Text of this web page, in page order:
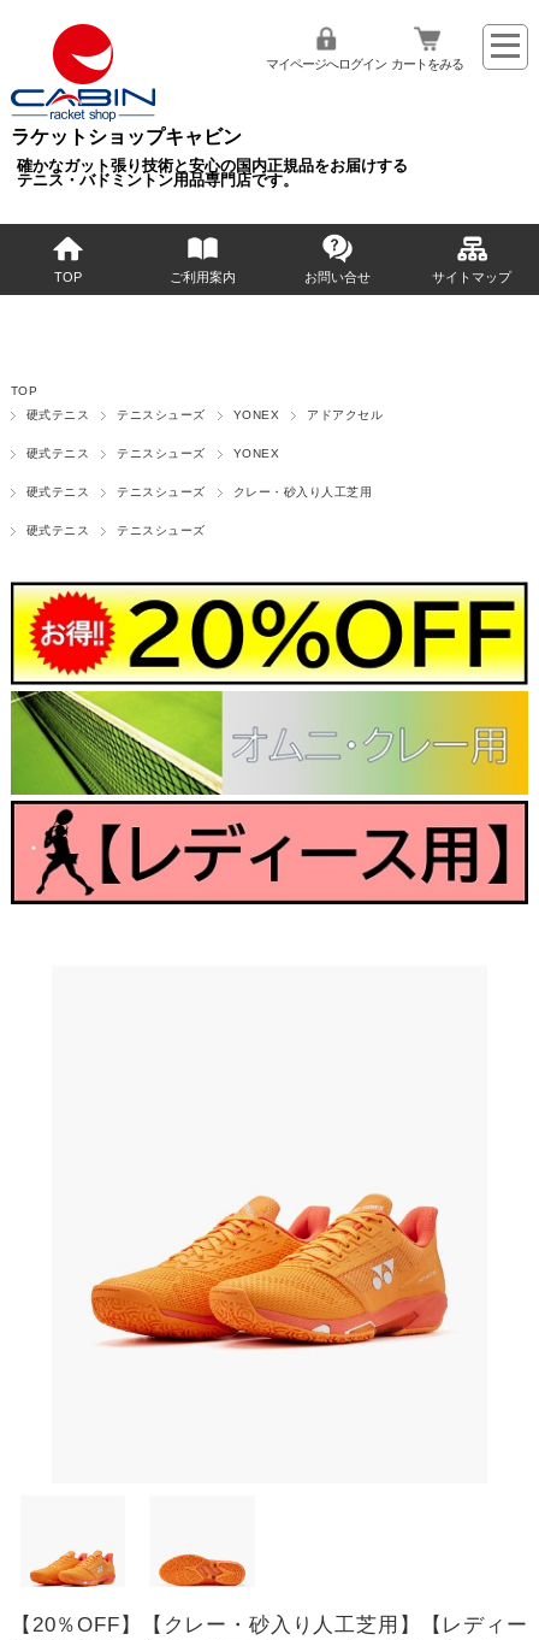
ラケットショップキャビン
確かなガット張り技術と安心の国内正規品をお届けする
テニス・バドミントン用品専門店です。
マイページへログイン カートをみる
TOP ご利用案内 お問い合せ サイトマップ
TOP
硬式テニス
テニスシューズ YONEX アドアクセル
硬式テニス テニスシューズ YONEX
硬式テニス テニスシューズ クレー・砂入り人工芝用
硬式テニス テニスシューズ
【20％OFF】【クレー・砂入り人工芝用】【レディー